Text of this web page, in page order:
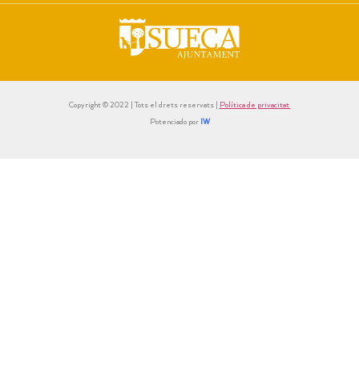
Copyright © 2022 | Tots el drets reservats |
Política de privacitat
Potenciado por IW